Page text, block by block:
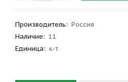
Производитель: Россия
Наличие: 11
Единица: к-т